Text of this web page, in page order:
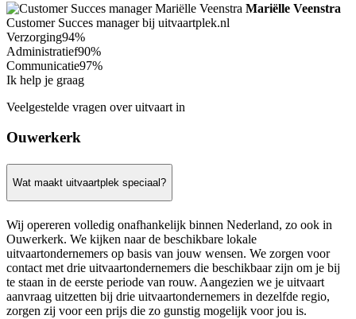
Mariëlle Veenstra
Customer Succes manager bij uitvaartplek.nl
Verzorging94%
Administratief90%
Communicatie97%
Ik help je graag
Veelgestelde vragen over uitvaart in
Ouwerkerk
Wat maakt uitvaartplek speciaal?
Wij opereren volledig onafhankelijk binnen Nederland, zo ook in
Ouwerkerk. We kijken naar de beschikbare lokale
uitvaartondernemers op basis van jouw wensen. We zorgen voor
contact met drie uitvaartondernemers die beschikbaar zijn om je bij
te staan in de eerste periode van rouw. Aangezien we je uitvaart
aanvraag uitzetten bij drie uitvaartondernemers in dezelfde regio,
zorgen zij voor een prijs die zo gunstig mogelijk voor jou is.